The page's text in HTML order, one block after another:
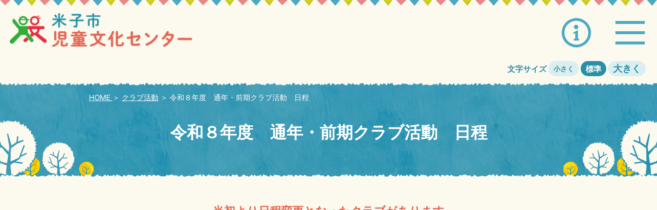
文字サイズ 小さく 標準 大きく
HOME ＞ クラブ活動 ＞ 令和８年度 通年・前期クラブ活動 日程
令和８年度 通年・前期クラブ活動 日程